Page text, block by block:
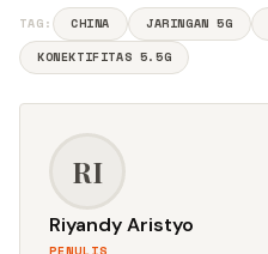
TAG: CHINA JARINGAN 5G
KONEKTIFITAS 5.5G
RI
Riyandy Aristyo